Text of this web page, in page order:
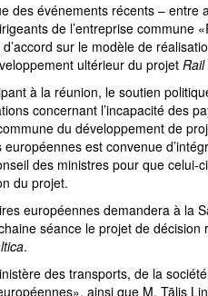
des événements récents – entre
de l’entreprise commune
sur le modèle de
ultérieur du projet Rail
à la réunion, le soutien
concernant l’incapacité des
du développement de
est convenue
des ministres pour que celui-
du projet.
européennes demandera à la
séance le projet de
.
des transports, de la
ainsi que M. Tālis